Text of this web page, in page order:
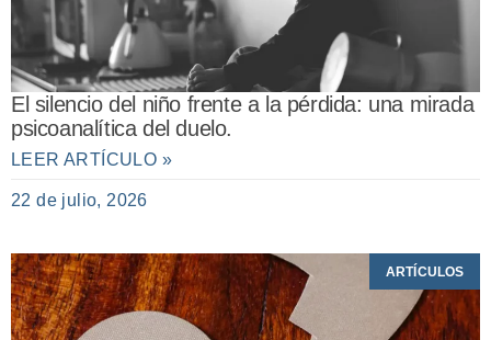
El silencio del niño frente a la pérdida: una mirada
psicoanalítica del duelo.
LEER ARTÍCULO »
22 de julio, 2026
ARTÍCULOS